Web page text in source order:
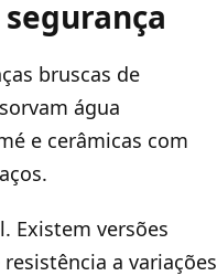
bruscas de
água
e cerâmicas com
Existem versões
a variações